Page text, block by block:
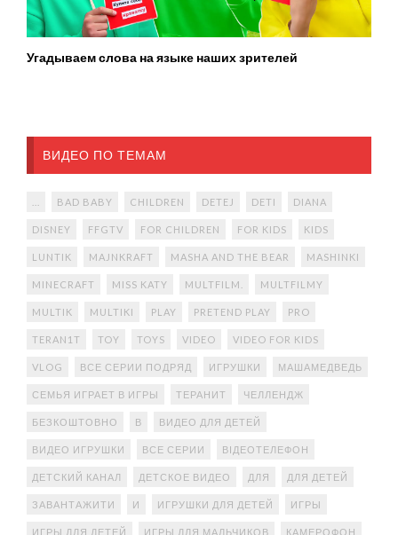
Угадываем слова на языке наших зрителей
ВИДЕО ПО ТЕМАМ
BAD BABY CHILDREN DETEJ DETI DIANA
DISNEY FFGTV FOR CHILDREN FOR KIDS KIDS
LUNTIK MAJNKRAFT MASHA AND THE BEAR MASHINKI
MINECRAFT MISS KATY MULTFILM. MULTFILMY
MULTIK MULTIKI PLAY PRETEND PLAY PRO
TERAN1T TOY TOYS VIDEO VIDEO FOR KIDS
VLOG ВСЕ СЕРИИ ПОДРЯД ИГРУШКИ МАШАМЕДВЕДЬ
СЕМЬЯ ИГРАЕТ В ИГРЫ ТЕРАНИТ ЧЕЛЛЕНДЖ
БЕЗКОШТОВНО В ВИДЕО ДЛЯ ДЕТЕЙ
ВИДЕО ИГРУШКИ ВСЕ СЕРИИ ВІДЕОТЕЛЕФОН
ДЕТСКИЙ КАНАЛ ДЕТСКОЕ ВИДЕО ДЛЯ ДЛЯ ДЕТЕЙ
ЗАВАНТАЖИТИ И ИГРУШКИ ДЛЯ ДЕТЕЙ ИГРЫ
ИГРЫ ДЛЯ ДЕТЕЙ ИГРЫ ДЛЯ МАЛЬЧИКОВ КАМЕРОФОН